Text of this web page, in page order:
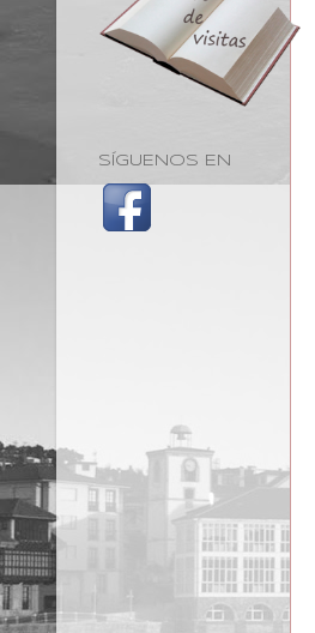
SÍGUENOS EN